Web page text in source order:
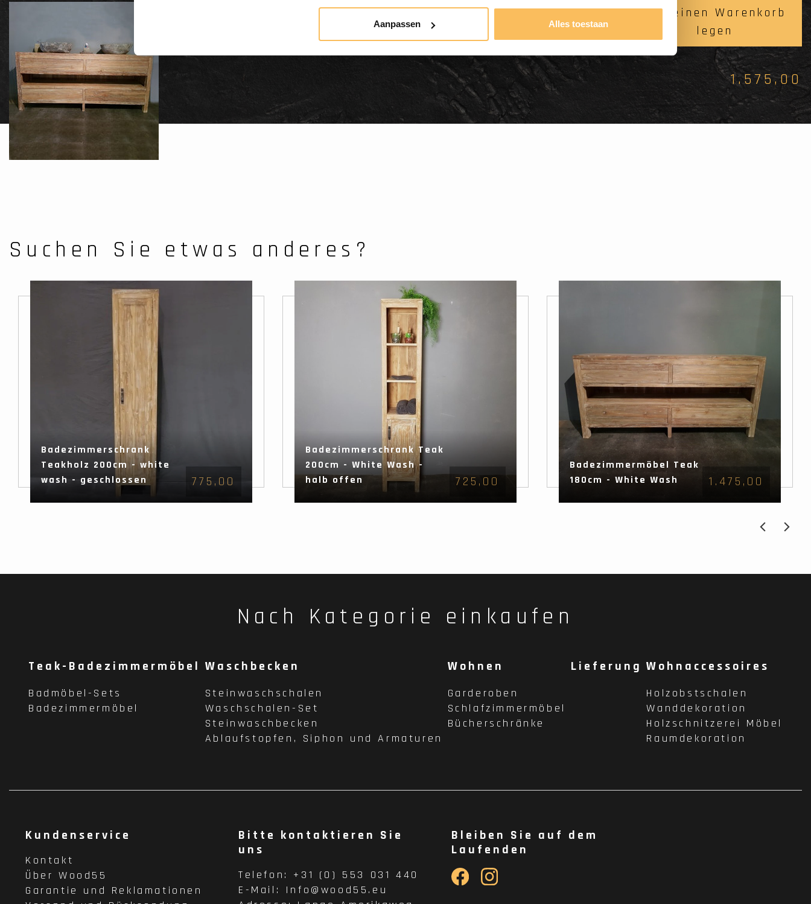
Aanpassen Alles toestaan
Badezimmermöbel Teak 200 cm - Weiß
In meinen Warenkorb
legen
1.575,00
Suchen Sie etwas anderes?
Badezimmerschrank
Teakholz 200cm - white
wash - geschlossen
775,00
Badezimmerschrank Teak
200cm - White Wash -
halb offen
725,00
Badezimmermöbel Teak
180cm - White Wash
1.475,00
Nach Kategorie einkaufen
Teak-Badezimmermöbel
Badmöbel-Sets
Badezimmermöbel
Waschbecken
Steinwaschschalen
Waschschalen-Set
Steinwaschbecken
Ablaufstopfen, Siphon und Armaturen
Wohnen
Garderoben
Schlafzimmermöbel
Bücherschränke
Lieferung Wohnaccessoires
Holzobstschalen
Wanddekoration
Holzschnitzerei Möbel
Raumdekoration
Kundenservice
Kontakt
Über Wood55
Garantie und Reklamationen
Bitte kontaktieren Sie
uns
Telefon: +31 (0) 553 031 440
E-Mail: Info@wood55.eu
Bleiben Sie auf dem
Laufenden